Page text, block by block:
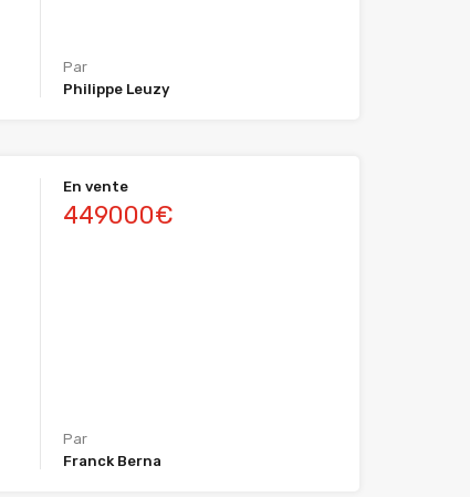
Par
Philippe Leuzy
En vente
449000€
Par
Franck Berna